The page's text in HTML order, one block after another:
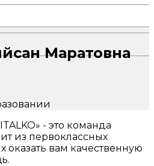
Маратовна
- это команда
из первоклассных
оказать вам качественную